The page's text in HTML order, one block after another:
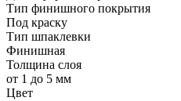
Тип финишного покрытия
Под краску
Тип шпаклевки
Финишная
Толщина слоя
от 1 до 5 мм
Цвет